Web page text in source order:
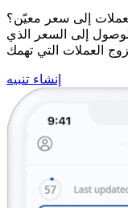
إلى سعر معيّن؟
إلى السعر الذي
إنشاء تنبيه